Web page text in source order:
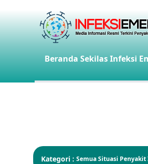
Beranda Sekilas Infeksi
Kategori : Semua Situasi